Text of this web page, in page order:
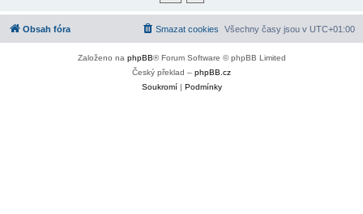
Obsah fóra Všechny časy jsou v UTC+01:00
Smazat cookies
Založeno na phpBB® Forum Software © phpBB Limited
Český překlad – phpBB.cz
Soukromí| Podmínky